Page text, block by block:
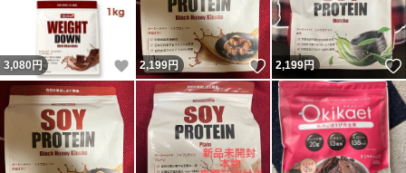
3,080 円 いいね！
2,199円 いいね！
2,199円